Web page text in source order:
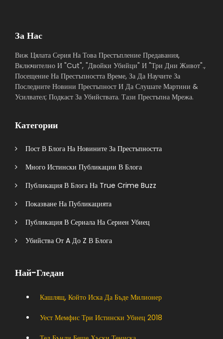
За Нас
Виж Цялата Серия На Това Престъпление Предавания,
Включително И "Cut", "Двойки Убийци" И "Три Дни Живот".,
Посещение На Престъпността Време, За Да Научите За
Последните Новини Престъпност И Да Слушате Мартини &
Усилвател; Подкаст За Убийствата. Тази Престъпна Мрежа.
Категории
Пост В Блога На Новините За Престъпността
Много Истински Публикации В Блога
Публикация В Блога На True Crime Buzz
Показване На Публикацията
Публикация В Сериала На Сериен Убиец
Убийства От A До Z В Блога
Най-Гледан
Кашлящ, Който Иска Да Бъде Милионер
Уест Мемфис Три Истински Убиец 2018